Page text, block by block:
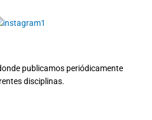
publicamos periódicamente
disciplinas.